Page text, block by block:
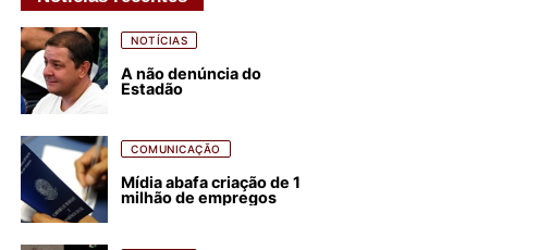
NOTÍCIAS
A não denúncia do
Estadão
COMUNICAÇÃO
Mídia abafa criação de 1
milhão de empregos